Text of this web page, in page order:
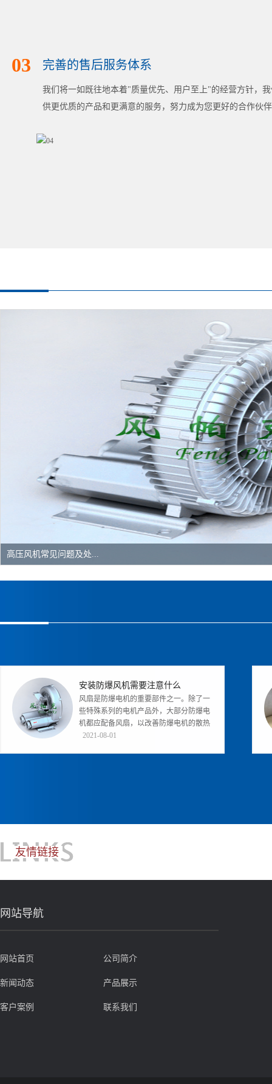
03 完善的售后服务体系
我们将一如既往地本着"质量优先、用户至上"的经营方针，
供更优质的产品和更满意的服务，努力成为您更好的合作伙
高压风机常见问题及处...
安装防爆风机需要注意什么
风扇是防爆电机的重要部件之一。除了一
些特殊系列的电机产品外，大部分防爆电
机都应配备风扇，以改善防爆电机的散热
条件。在同一地点设置多台边墙风机...
2021-08-01
友情链接
网站导航
网站首页 公司简介
新闻动态 产品展示
客户案例 联系我们